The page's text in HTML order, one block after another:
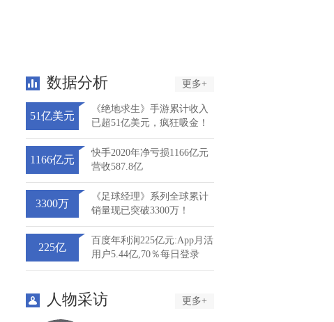
数据分析 更多+
51亿美元
《绝地求生》手游累计收入
已超51亿美元，疯狂吸金！
1166亿元
快手2020年净亏损1166亿元
营收587.8亿
3300万
《足球经理》系列全球累计
销量现已突破3300万！
225亿
百度年利润225亿元:App月活
用户5.44亿,70％每日登录
人物采访 更多+